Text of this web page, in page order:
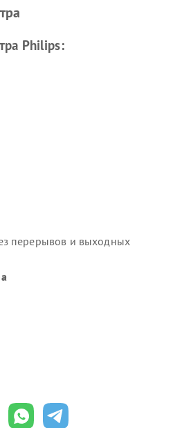
Ремонт увлажнителей
Philips:
перерывов и выходных